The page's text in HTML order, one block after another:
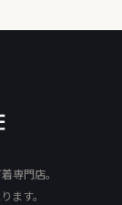
専門店。
ます。